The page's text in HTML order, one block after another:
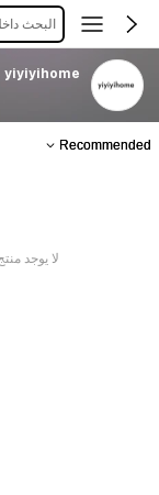
البحث
yiyiyihome
Recommended
لا يوجد